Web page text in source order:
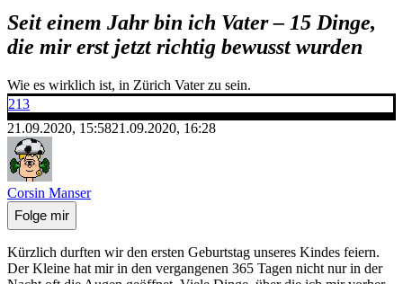
Seit einem Jahr bin ich Vater – 15 Dinge,
die mir erst jetzt richtig bewusst wurden
Wie es wirklich ist, in Zürich Vater zu sein.
213
21.09.2020, 15:5821.09.2020, 16:28
Corsin Manser
Folge mir
Kürzlich durften wir den ersten Geburtstag unseres Kindes feiern.
Der Kleine hat mir in den vergangenen 365 Tagen nicht nur in der